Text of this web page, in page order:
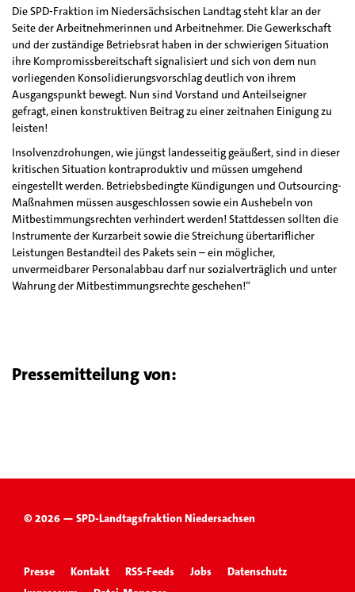
Die SPD-Fraktion im Niedersächsischen Landtag steht klar an der
Seite der Arbeitnehmerinnen und Arbeitnehmer. Die Gewerkschaft
und der zuständige Betriebsrat haben in der schwierigen Situation
ihre Kompromissbereitschaft signalisiert und sich von dem nun
vorliegenden Konsolidierungsvorschlag deutlich von ihrem
Ausgangspunkt bewegt. Nun sind Vorstand und Anteilseigner
gefragt, einen konstruktiven Beitrag zu einer zeitnahen Einigung zu
leisten!
Insolvenzdrohungen, wie jüngst landesseitig geäußert, sind in dieser
kritischen Situation kontraproduktiv und müssen umgehend
eingestellt werden. Betriebsbedingte Kündigungen und Outsourcing-
Maßnahmen müssen ausgeschlossen sowie ein Aushebeln von
Mitbestimmungsrechten verhindert werden! Stattdessen sollten die
Instrumente der Kurzarbeit sowie die Streichung übertariflicher
Leistungen Bestandteil des Pakets sein – ein möglicher,
unvermeidbarer Personalabbau darf nur sozialverträglich und unter
Wahrung der Mitbestimmungsrechte geschehen!“
Pressemitteilung von:
© 2026 — SPD-Landtagsfraktion Niedersachsen
Presse Kontakt RSS-Feeds Jobs
Datenschutz